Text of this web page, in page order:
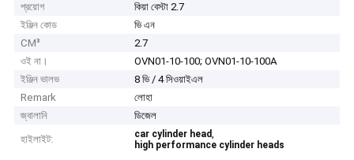
প্রয়োগ
কিয়া বেস্টা 2.7
ইঞ্জিন কোড
ভি এন
CM³
2.7
ওই না।
OVN01-10-100; OVN01-10-100A
ইঞ্জিন ভালভ
8 ভি / 4 সিওয়াইএল
Remark
লোহা
জ্বালানি
ডিজেল
হাইলাইট:
car cylinder head,
high performance cylinder heads